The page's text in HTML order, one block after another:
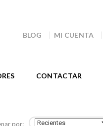
BLOG MI CUENTA
CONTACTAR
por: